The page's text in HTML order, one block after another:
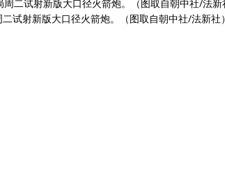
试射新版大口径火箭炮。（图取自朝中社/法新社）